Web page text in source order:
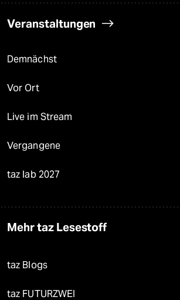
Veranstaltungen
Demnächst
Vor Ort
Live im Stream
Vergangene
taz lab 2027
Mehr taz Lesestoff
taz Blogs
taz FUTURZWEI